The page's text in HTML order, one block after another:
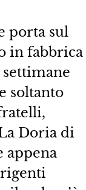
porta sul
in fabbrica
settimane
soltanto
Doria di
appena